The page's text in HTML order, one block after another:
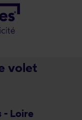
volet
- Loire